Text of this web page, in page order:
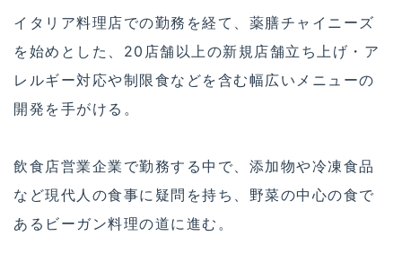
イタリア料理店での勤務を経て、薬膳チャイニーズ
を始めとした、20店舗以上の新規店舗立ち上げ・ア
レルギー対応や制限食などを含む幅広いメニューの
開発を手がける。
飲食店営業企業で勤務する中で、添加物や冷凍食品
など現代人の食事に疑問を持ち、野菜の中心の食で
あるビーガン料理の道に進む。